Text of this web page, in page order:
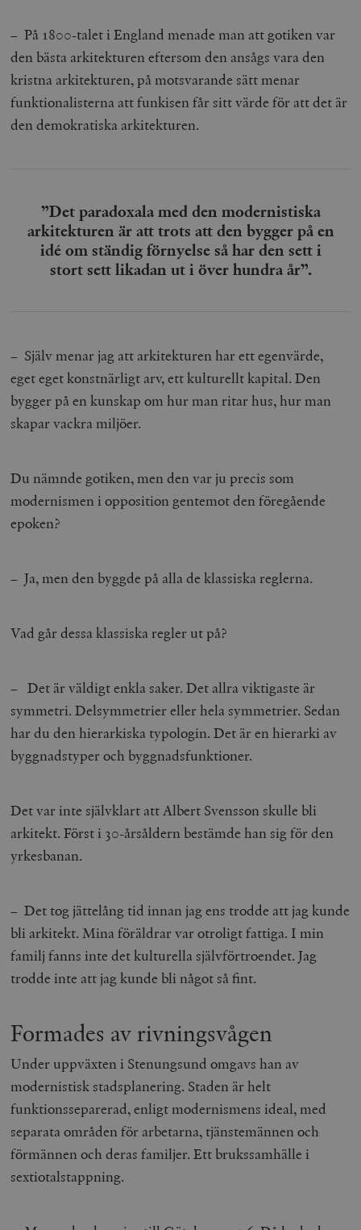
– På 1800-talet i England menade man att gotiken var
den bästa arkitekturen eftersom den ansågs vara den
kristna arkitekturen, på motsvarande sätt menar
funktionalisterna att funkisen får sitt värde för att det är
den demokratiska arkitekturen.
”Det paradoxala med den modernistiska
arkitekturen är att trots att den bygger på en
idé om ständig förnyelse så har den sett i
stort sett likadan ut i över hundra år”.
– Själv menar jag att arkitekturen har ett egenvärde,
eget eget konstnärligt arv, ett kulturellt kapital. Den
bygger på en kunskap om hur man ritar hus, hur man
skapar vackra miljöer.
Du nämnde gotiken, men den var ju precis som
modernismen i opposition gentemot den föregående
epoken?
– Ja, men den byggde på alla de klassiska reglerna.
Vad går dessa klassiska regler ut på?
– Det är väldigt enkla saker. Det allra viktigaste är
symmetri. Delsymmetrier eller hela symmetrier. Sedan
har du den hierarkiska typologin. Det är en hierarki av
byggnadstyper och byggnadsfunktioner.
Det var inte självklart att Albert Svensson skulle bli
arkitekt. Först i 30-årsåldern bestämde han sig för den
yrkesbanan.
– Det tog jättelång tid innan jag ens trodde att jag kunde
bli arkitekt. Mina föräldrar var otroligt fattiga. I min
familj fanns inte det kulturella självförtroendet. Jag
trodde inte att jag kunde bli något så fint.
Formades av rivningsvågen
Under uppväxten i Stenungsund omgavs han av
modernistisk stadsplanering. Staden är helt
funktionsseparerad, enligt modernismens ideal, med
separata områden för arbetarna, tjänstemännen och
förmännen och deras familjer. Ett brukssamhälle i
sextiotalstappning.